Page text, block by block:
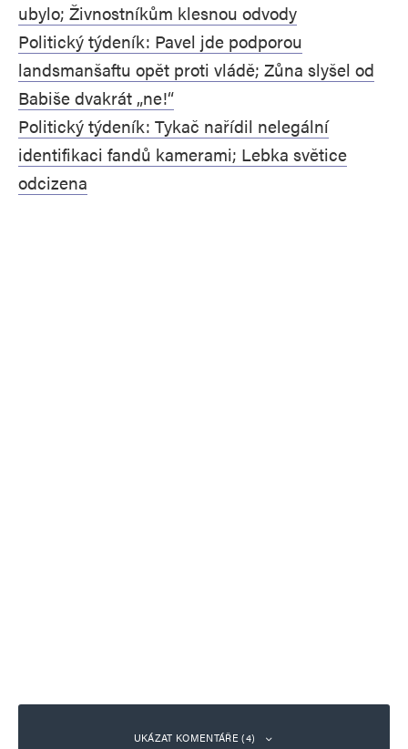
ubylo; Živnostníkům klesnou odvody
Politický týdeník: Pavel jde podporou
landsmanšaftu opět proti vládě; Zůna slyšel od
Babiše dvakrát „ne!“
Politický týdeník: Tykač nařídil nelegální
identifikaci fandů kamerami; Lebka světice
odcizena
UKÁZAT KOMENTÁŘE (4)